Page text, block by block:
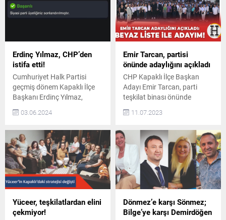
Erdinç Yılmaz, CHP’den
istifa etti!
Cumhuriyet Halk Partisi
geçmiş dönem Kapaklı İlçe
Başkanı Erdinç Yılmaz,
yaptığı paylaşımla CHP’den
seçimlerinin ardından
Ağustos 2023’e kadar CHP
Kapaklı İlçe Başkanlığı
görevini yürüten Erdinç
Yılmaz, kişisel sosyal medya
hesabından yaptığı
paylaşımla partisinden istifa
ettiğini açıkladı. Yılmaz, e-
03.06.2024
Emir Tarcan, partisi
önünde adaylığını açıkladı
CHP Kapaklı İlçe Başkan
Adayı Emir Tarcan, parti
teşkilat binası önünde
duyuran Tarcan, “Kuruluşun
başkanlığından
sesleniyorum,
Atatürk’ümüzün kurduğu
partinizin, onurlu
örgütümüzün ilçe
başkanlığına adayım.” dedi.
Önümüzdeki ay içerisinde
yapılması beklenen CHP
11.07.2023
Yüceer, teşkilatlardan elini
çekmiyor!
Dönmez’e karşı Sönmez;
Bilge’ye karşı Demirdöğen